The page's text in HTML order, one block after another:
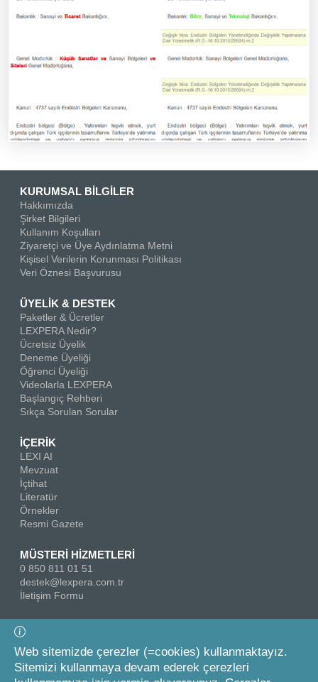
KURUMSAL BİLGİLER
Hakkımızda
Şirket Bilgileri
Kullanım Koşulları
Ziyaretçi ve Üye Aydınlatma Metni
Kişisel Verilerin Korunması Politikası
Veri Öznesi Başvurusu
ÜYELİK & DESTEK
Paketler & Ücretler
LEXPERA Nedir?
Ücretsiz Üyelik
Deneme Üyeliği
Öğrenci Üyeliği
Videolarla LEXPERA
Başlangıç Rehberi
Sıkça Sorulan Sorular
İÇERİK
LEXI AI
Mevzuat
İçtihat
Literatür
Örnekler
Resmi Gazete
MÜSTERİ HİZMETLERİ
0 850 811 01 51
destek@lexpera.com.tr
İletişim Formu
Bizi Takip Edin
Web sitemizde çerezler (=cookies) kullanmaktayız.
Sitemizi kullanmaya devam ederek çerezleri